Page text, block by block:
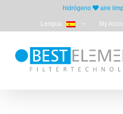
hidrógeno aire
Lengua: My